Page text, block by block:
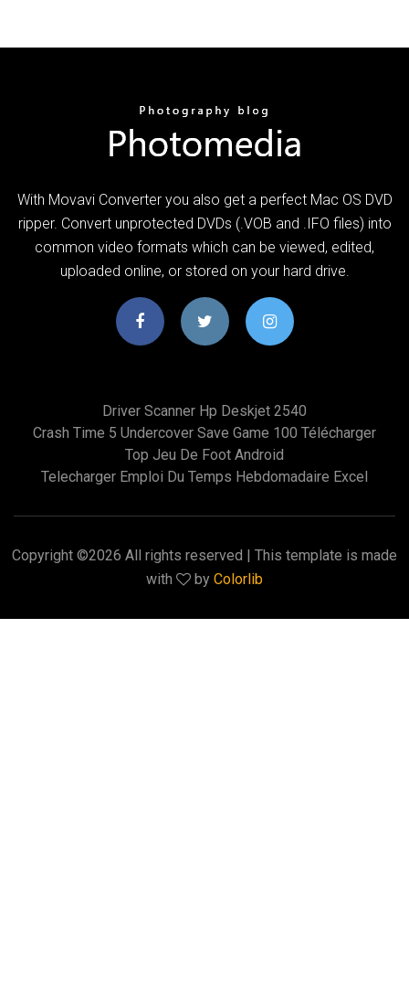
With Movavi Converter you also get a perfect Mac OS DVD
ripper. Convert unprotected DVDs (.VOB and .IFO files) into
common video formats which can be viewed, edited,
uploaded online, or stored on your hard drive.
Driver Scanner Hp Deskjet 2540
Crash Time 5 Undercover Save Game 100 Télécharger
Top Jeu De Foot Android
Telecharger Emploi Du Temps Hebdomadaire Excel
Copyright ©2026 All rights reserved | This template is made
with
by Colorlib